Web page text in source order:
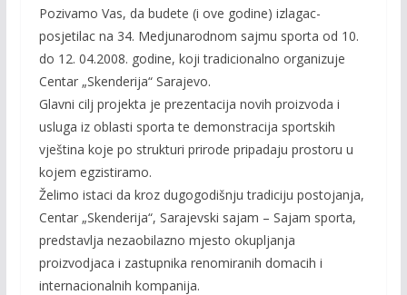
Pozivamo Vas, da budete (i ove godine) izlagac-
posjetilac na 34. Medjunarodnom sajmu sporta od 10.
do 12. 04.2008. godine, koji tradicionalno organizuje
Centar „Skenderija“ Sarajevo.
Glavni cilj projekta je prezentacija novih proizvoda i
usluga iz oblasti sporta te demonstracija sportskih
vještina koje po strukturi prirode pripadaju prostoru u
kojem egzistiramo.
Želimo istaci da kroz dugogodišnju tradiciju postojanja,
Centar „Skenderija“, Sarajevski sajam – Sajam sporta,
predstavlja nezaobilazno mjesto okupljanja
proizvodjaca i zastupnika renomiranih domacih i
internacionalnih kompanija.